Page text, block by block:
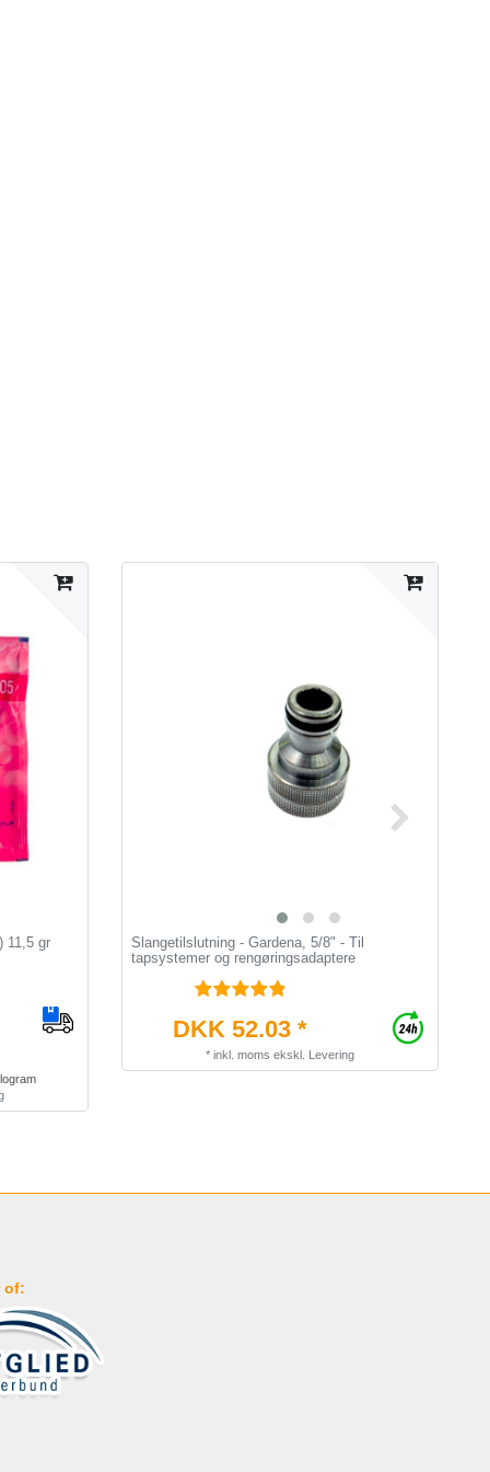
11,5 gr
Slangetilslutning - Gardena, 5/8" - Til
tapsystemer og rengøringsadaptere
DKK 52.03 *
* inkl. moms ekskl. Levering
of: